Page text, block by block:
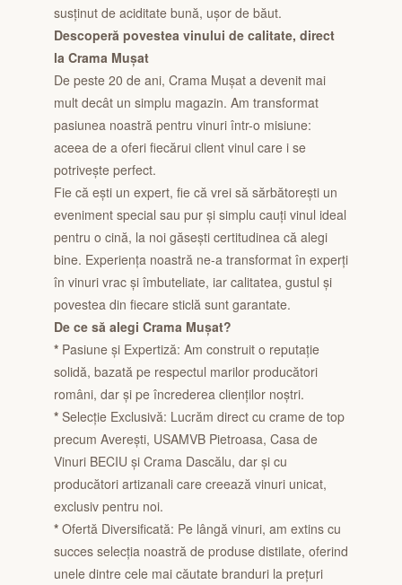
susținut de aciditate bună, ușor de băut.
Descoperă povestea vinului de calitate, direct
la Crama Mușat
De peste 20 de ani, Crama Mușat a devenit mai
mult decât un simplu magazin. Am transformat
pasiunea noastră pentru vinuri într-o misiune:
aceea de a oferi fiecărui client vinul care i se
potrivește perfect.
Fie că ești un expert, fie că vrei să sărbătorești un
eveniment special sau pur și simplu cauți vinul ideal
pentru o cină, la noi găsești certitudinea că alegi
bine. Experiența noastră ne-a transformat în experți
în vinuri vrac și îmbuteliate, iar calitatea, gustul și
povestea din fiecare sticlă sunt garantate.
De ce să alegi Crama Mușat?
* Pasiune și Expertiză: Am construit o reputație
solidă, bazată pe respectul marilor producători
români, dar și pe încrederea clienților noștri.
* Selecție Exclusivă: Lucrăm direct cu crame de top
precum Averești, USAMVB Pietroasa, Casa de
Vinuri BECIU și Crama Dascălu, dar și cu
producători artizanali care creează vinuri unicat,
exclusiv pentru noi.
* Ofertă Diversificată: Pe lângă vinuri, am extins cu
succes selecția noastră de produse distilate, oferind
unele dintre cele mai căutate branduri la prețuri